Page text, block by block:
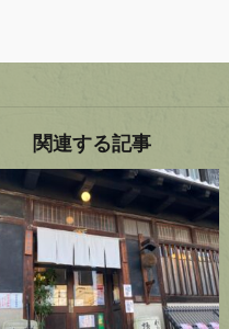
関連する記事